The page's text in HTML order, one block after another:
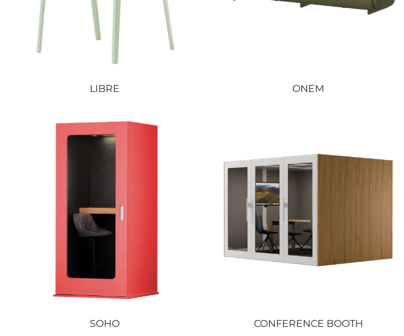
LIBRE ONEM
SOHO CONFERENCE BOOTH